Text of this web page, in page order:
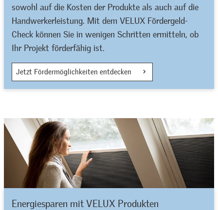
sowohl auf die Kosten der Produkte als auch auf die
Handwerkerleistung. Mit dem VELUX Fördergeld-
Check können Sie in wenigen Schritten ermitteln, ob
Ihr Projekt förderfähig ist.
Jetzt Fördermöglichkeiten entdecken
Energiesparen mit VELUX Produkten